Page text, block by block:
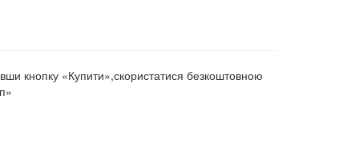
кнопку «Купити»,скористатися безкоштовною